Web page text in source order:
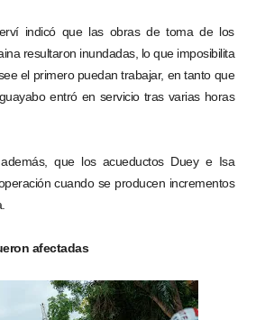
indicó que las obras de toma de los
resultaron inundadas, lo que imposibilita
el primero puedan trabajar, en tanto que
entró en servicio tras varias horas
que los acueductos Duey e Isa
cuando se producen incrementos
afectadas